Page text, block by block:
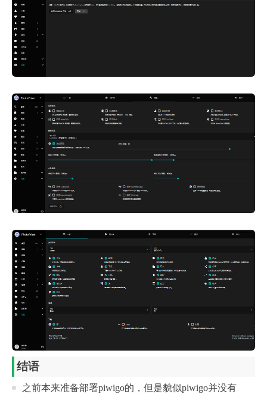
结语
之前本来准备部署piwigo的，但是貌似piwigo并没有